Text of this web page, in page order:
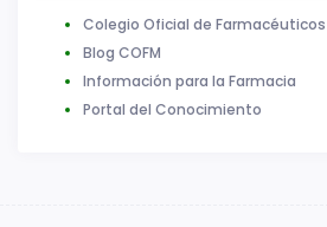
Colegio Oficial de Farmacéuticos
Blog COFM
Información para la Farmacia
Portal del Conocimiento